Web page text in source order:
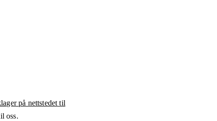
på nettstedet til
oss.